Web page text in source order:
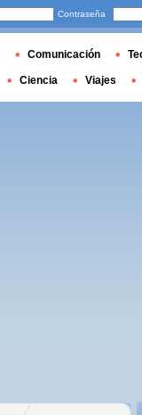
Contraseña
Comunicación
Ciencia Viajes